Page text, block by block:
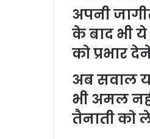
अपनी
के बाद भी
को प्रभार
अब सवाल
भी अमल
तैनाती को